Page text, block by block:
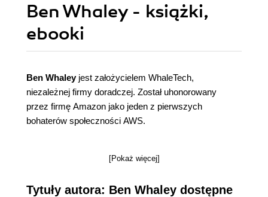
Ben Whaley - książki,
ebooki
Ben Whaleyjest założycielem WhaleTech,
niezależnej firmy doradczej. Został uhonorowany
przez firmę Amazon jako jeden z pierwszych
bohaterów społeczności AWS.
[Pokaż więcej]
Tytuły autora: Ben Whaley dostępne